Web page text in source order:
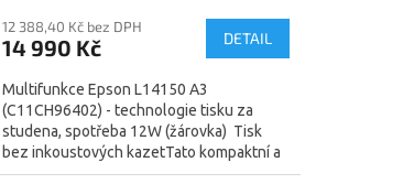
M
A
12 388,40 Kč bez DPH
14 990 Kč DETAIL
Multifunkce Epson L14150 A3
(C11CH96402) - technologie tisku za
studena, spotřeba 12W (žárovka) Tisk
bez inkoustových kazetTato kompaktní a
rychlá multifunkční...